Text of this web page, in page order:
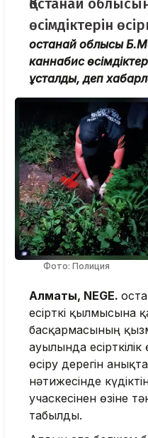
Қостанай
өсімдіктерін
Қостанай облысы
каннабис
ұсталды, деп
Фото: Полиция
Алматы, NEGE.
есірткі қылмысына
басқармасының
ауылында есірткілік
өсіру дерегін
нәтижесінде
учаскесінен өзіне
табылды.